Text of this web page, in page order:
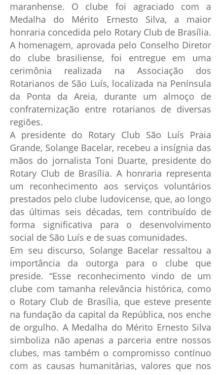
maranhense. O clube foi agraciado com a
Medalha do Mérito Ernesto Silva, a maior
honraria concedida pelo Rotary Club de Brasília.
A homenagem, aprovada pelo Conselho Diretor
do clube brasiliense, foi entregue em uma
cerimônia realizada na Associação dos
Rotarianos de São Luís, localizada na Península
da Ponta da Areia, durante um almoço de
confraternização entre rotarianos de diversas
regiões.
A presidente do Rotary Club São Luís Praia
Grande, Solange Bacelar, recebeu a insígnia das
mãos do jornalista Toni Duarte, presidente do
Rotary Club de Brasília. A honraria representa
um reconhecimento aos serviços voluntários
prestados pelo clube ludovicense, que, ao longo
das últimas seis décadas, tem contribuído de
forma significativa para o desenvolvimento
social de São Luís e de suas comunidades.
Em seu discurso, Solange Bacelar ressaltou a
importância da outorga para o clube que
preside. “Esse reconhecimento vindo de um
clube com tamanha relevância histórica, como
o Rotary Club de Brasília, que esteve presente
na fundação da capital da República, nos enche
de orgulho. A Medalha do Mérito Ernesto Silva
simboliza não apenas a parceria entre nossos
clubes, mas também o compromisso contínuo
com as causas humanitárias, valores que nos